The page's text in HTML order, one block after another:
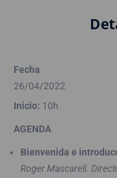
Fecha
26/04/2022
Inicio: 10h
AGENDA
Bienvenida e
Roger Mascarell.